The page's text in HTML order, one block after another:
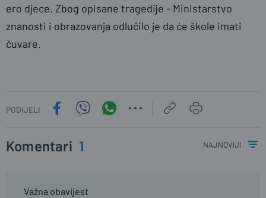
ero djece. Zbog opisane tragedije - Ministarstvo
znanosti i obrazovanja odlučilo je da će škole imati
čuvare.
PODIJELI
Komentari 1 najnoviji
Važna obavijest